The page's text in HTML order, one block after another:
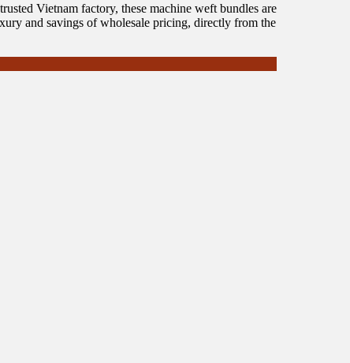
Vietnam factory, these machine weft bundles are
and savings of wholesale pricing, directly from the